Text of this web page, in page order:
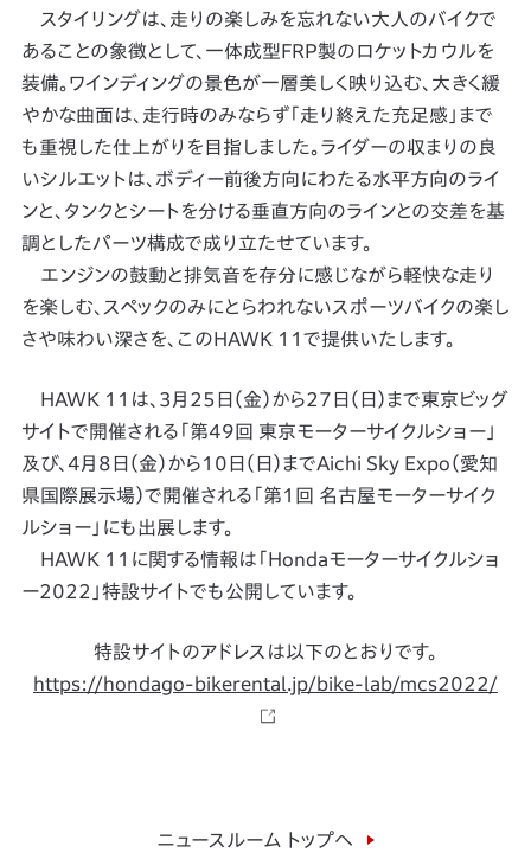
スタイリングは、走りの楽しみを忘れない大人のバイクで
あることの象徴として、一体成型FRP製のロケットカウルを
装備。ワインディングの景色が一層美しく映り込む、大きく緩
やかな曲面は、走行時のみならず「走り終えた充足感」まで
も重視した仕上がりを目指しました。ライダーの収まりの良
いシルエットは、ボディー前後方向にわたる水平方向のライ
ンと、タンクとシートを分ける垂直方向のラインとの交差を基
調としたパーツ構成で成り立たせています。
エンジンの鼓動と排気音を存分に感じながら軽快な走り
を楽しむ、スペックのみにとらわれないスポーツバイクの楽し
さや味わい深さを、このHAWK 11で提供いたします。
HAWK 11は、3月25日（金）から27日（日）まで東京ビッグ
サイトで開催される「第49回 東京モーターサイクルショー」
及び、4月8日（金）から10日（日）までAichi Sky Expo（愛知
県国際展示場）で開催される「第1回 名古屋モーターサイク
ルショー」にも出展します。
HAWK 11に関する情報は「Hondaモーターサイクルショ
ー2022」特設サイトでも公開しています。
特設サイトのアドレスは以下のとおりです。
https://hondago-bikerental.jp/bike-lab/mcs2022/
ニュースルーム トップへ